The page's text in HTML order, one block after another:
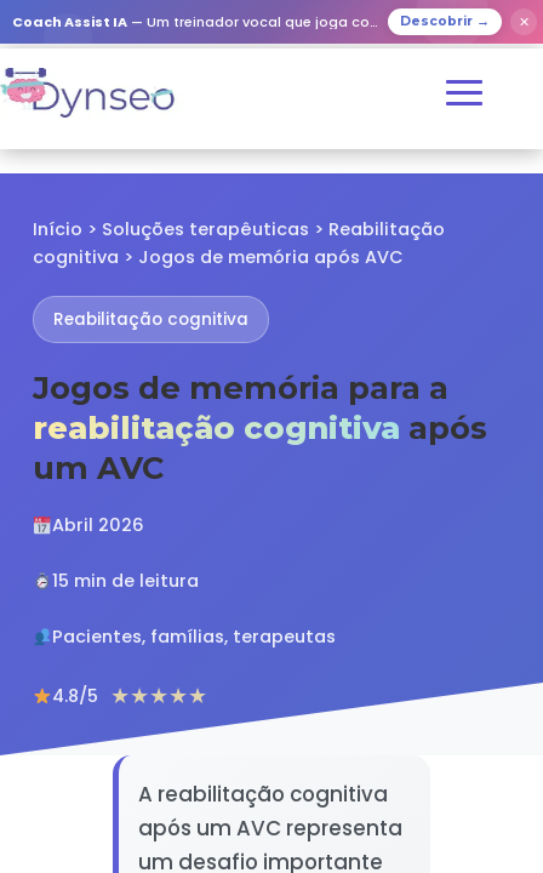
Coach Assist IA — Um treinador vocal que joga com os seus entes queridos Descobrir → ✕
Início > Soluções terapêuticas > Reabilitação
cognitiva > Jogos de memória após AVC
Reabilitação cognitiva
Jogos de memória para a
reabilitação cognitiva após
um AVC
Abril 2026
15 min de leitura
Pacientes, famílias, terapeutas
4.8/5 ★★★★★
A reabilitação cognitiva
após um AVC representa
um desafio importante